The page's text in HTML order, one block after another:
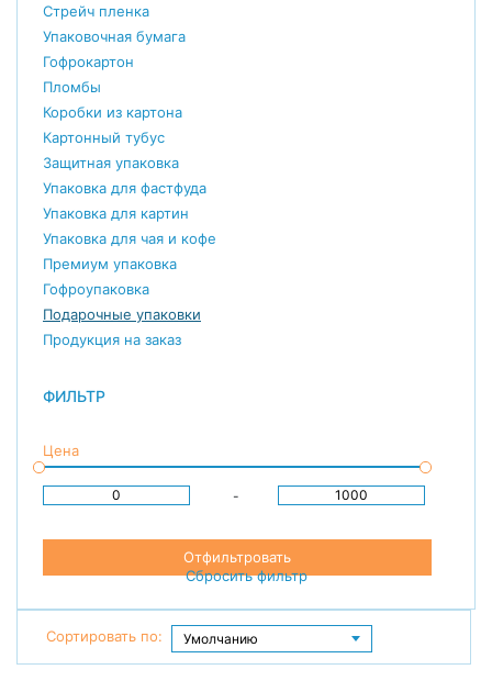
Стрейч пленка
Упаковочная бумага
Гофрокартон
Пломбы
Коробки из картона
Картонный тубус
Защитная упаковка
Упаковка для фастфуда
Упаковка для картин
Упаковка для чая и кофе
Премиум упаковка
Гофроупаковка
Подарочные упаковки
Продукция на заказ
ФИЛЬТР
Цена
-
Отфильтровать
Сбросить фильтр
Сортировать по: